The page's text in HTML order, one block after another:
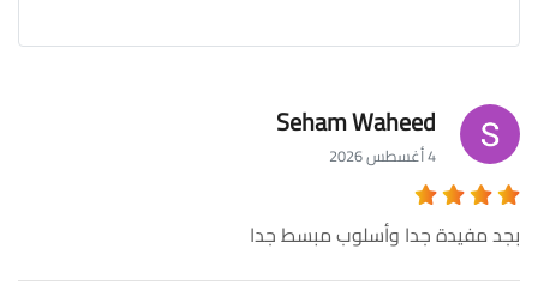
Seham Waheed
4 أغسطس 2026
بجد مفيدة جدا وأسلوب مبسط جدا